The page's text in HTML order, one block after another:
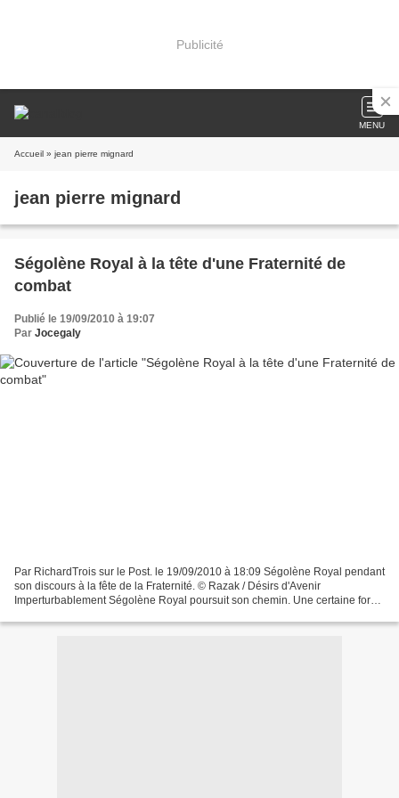
Publicité
MENU
Accueil » jean pierre mignard
jean pierre mignard
Ségolène Royal à la tête d'une Fraternité de
combat
Publié le 19/09/2010 à 19:07
Par Jocegaly
Par RichardTrois sur le Post. le 19/09/2010 à 18:09 Ségolène Royal pendant
son discours à la fête de la Fraternité. © Razak / Désirs d'Avenir
Imperturbablement Ségolène Royal poursuit son chemin. Une certaine force